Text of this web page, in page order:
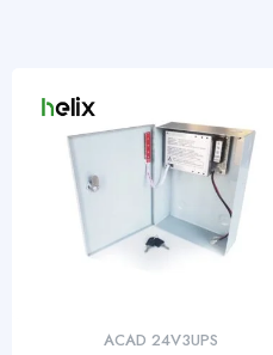
ACAD 24V3UPS